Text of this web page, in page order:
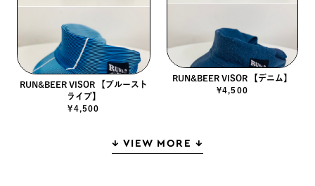
RUN&BEER VISOR 【ブルースト
ライプ】
¥4,500
RUN&BEER VISOR 【デニム】
¥4,500
↓ VIEW MORE ↓